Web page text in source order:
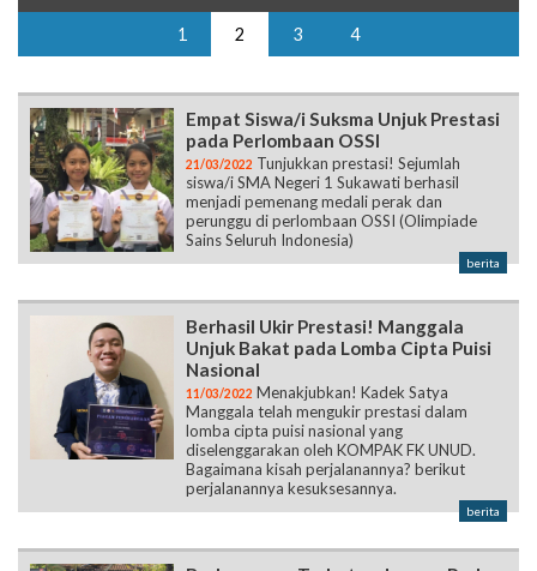
1 2 3 4
Empat Siswa/i Suksma Unjuk Prestasi
pada Perlombaan OSSI
21/03/2022 Tunjukkan prestasi! Sejumlah
siswa/i SMA Negeri 1 Sukawati berhasil
menjadi pemenang medali perak dan
perunggu di perlombaan OSSI (Olimpiade
Sains Seluruh Indonesia)
berita
Berhasil Ukir Prestasi! Manggala
Unjuk Bakat pada Lomba Cipta Puisi
Nasional
11/03/2022 Menakjubkan! Kadek Satya
Manggala telah mengukir prestasi dalam
lomba cipta puisi nasional yang
diselenggarakan oleh KOMPAK FK UNUD.
Bagaimana kisah perjalanannya? berikut
perjalanannya kesuksesannya.
berita